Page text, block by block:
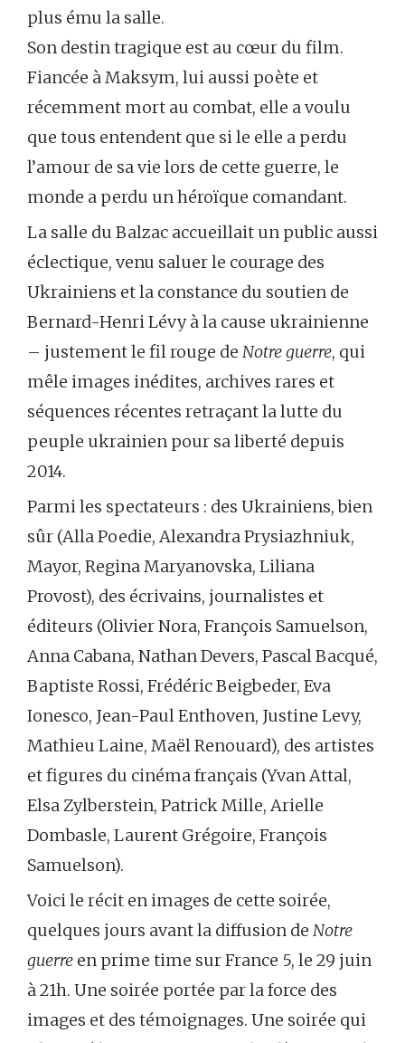
plus ému la salle.
Son destin tragique est au cœur du film.
Fiancée à Maksym, lui aussi poète et
récemment mort au combat, elle a voulu
que tous entendent que si le elle a perdu
l’amour de sa vie lors de cette guerre, le
monde a perdu un héroïque comandant.
La salle du Balzac accueillait un public aussi
éclectique, venu saluer le courage des
Ukrainiens et la constance du soutien de
Bernard-Henri Lévy à la cause ukrainienne
– justement le fil rouge de Notre guerre, qui
mêle images inédites, archives rares et
séquences récentes retraçant la lutte du
peuple ukrainien pour sa liberté depuis
2014.
Parmi les spectateurs : des Ukrainiens, bien
sûr (Alla Poedie, Alexandra Prysiazhniuk,
Mayor, Regina Maryanovska, Liliana
Provost), des écrivains, journalistes et
éditeurs (Olivier Nora, François Samuelson,
Anna Cabana, Nathan Devers, Pascal Bacqué,
Baptiste Rossi, Frédéric Beigbeder, Eva
Ionesco, Jean-Paul Enthoven, Justine Levy,
Mathieu Laine, Maël Renouard), des artistes
et figures du cinéma français (Yvan Attal,
Elsa Zylberstein, Patrick Mille, Arielle
Dombasle, Laurent Grégoire, François
Samuelson).
Voici le récit en images de cette soirée,
quelques jours avant la diffusion de Notre
guerre en prime time sur France 5, le 29 juin
à 21h. Une soirée portée par la force des
images et des témoignages. Une soirée qui